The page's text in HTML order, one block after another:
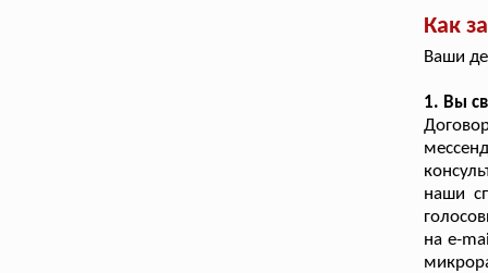
Как
Ваши
1. Вы
наши
на e-